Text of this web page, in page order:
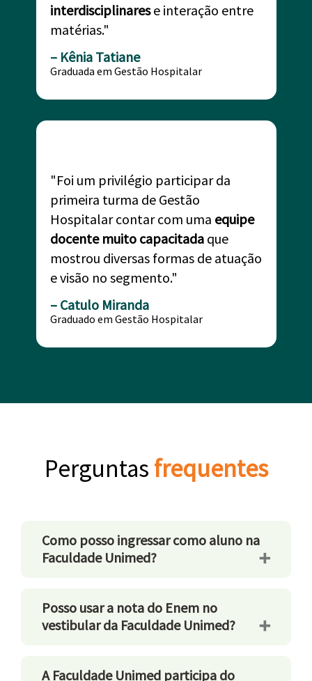
interdisciplinarese interação entre
matérias."
– Kênia Tatiane
Graduada em Gestão Hospitalar
"Foi um privilégio participar da
primeira turma de Gestão
Hospitalar contar com uma equipe
docente muito capacitada que
mostrou diversas formas de atuação
e visão no segmento."
– Catulo Miranda
Graduado em Gestão Hospitalar
Perguntas frequentes
Como posso ingressar como aluno na
Faculdade Unimed?
Existem cinco formas de ingresso na
Faculdade Unimed: vestibular, vagas
Posso usar a nota do Enem no
vestibular da Faculdade Unimed?
Sim. O candidato poderá participar do
A Faculdade Unimed participa do